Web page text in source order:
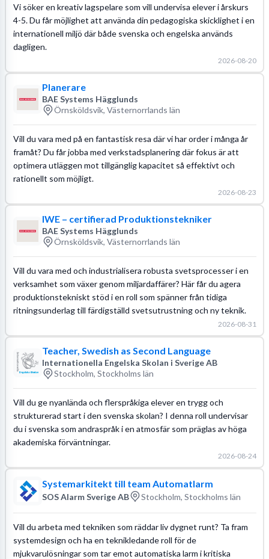
Vi söker en kreativ lagspelare som vill undervisa elever i årskurs
4-5. Du får möjlighet att använda din pedagogiska skicklighet i en
internationell miljö där både svenska och engelska används
dagligen.
2026-08-20
Planerare
BAE Systems Hägglunds
Örnsköldsvik, Västernorrlands län
Vill du vara med på en fantastisk resa där vi har order i många år
framåt? Du får jobba med verkstadsplanering där fokus är att
optimera utläggen mot tillgänglig kapacitet så effektivt och
rationellt som möjligt.
2026-08-23
IWE – certifierad Produktionstekniker
BAE Systems Hägglunds
Örnsköldsvik, Västernorrlands län
Vill du vara med och industrialisera robusta svetsprocesser i en
verksamhet som växer genom miljardaffärer? Här får du agera
produktionstekniskt stöd i en roll som spänner från tidiga
ritningsunderlag till färdigställd svetsutrustning och ny teknik.
2026-08-31
Teacher, Swedish as Second Language
Internationella Engelska Skolan i Sverige AB
Stockholm, Stockholms län
Vill du ge nyanlända och flerspråkiga elever en trygg och
strukturerad start i den svenska skolan? I denna roll undervisar
du i svenska som andraspråk i en atmosfär som präglas av höga
akademiska förväntningar.
2026-08-24
Systemarkitekt till team Automatlarm
SOS Alarm Sverige AB Stockholm, Stockholms län
Vill du arbeta med tekniken som räddar liv dygnet runt? Ta fram
systemdesign och ha en teknikledande roll för de
mjukvarulösningar som tar emot automatiska larm i kritiska